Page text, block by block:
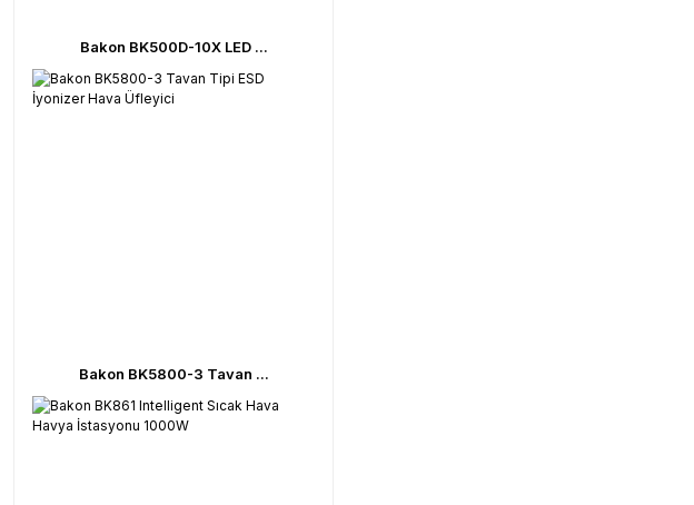
Bakon BK500D-10X LED ...
Bakon BK5800-3 Tavan ...